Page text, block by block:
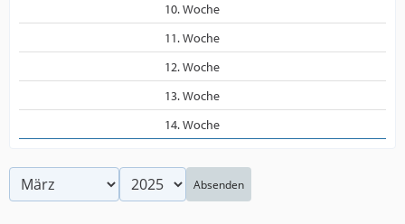
10. Woche
11. Woche
12. Woche
13. Woche
14. Woche
Absenden